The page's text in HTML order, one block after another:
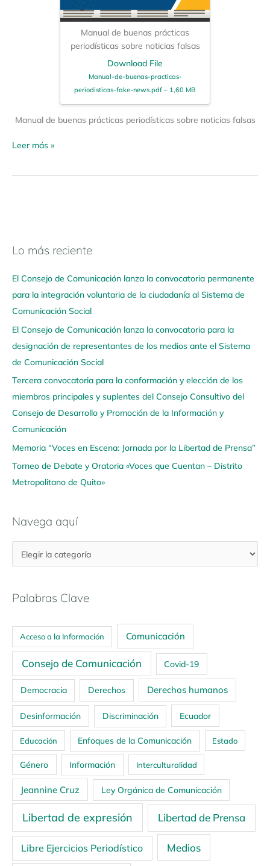
Manual de buenas prácticas
periodísticas sobre noticias falsas
Download File
Manual-de-buenas-practicas-
periodisticas-fake-news.pdf – 1,60 MB
Manual de buenas prácticas periodísticas sobre noticias falsas
Leer más »
Lo más reciente
El Consejo de Comunicación lanza la convocatoria permanente
para la integración voluntaria de la ciudadanía al Sistema de
Comunicación Social
El Consejo de Comunicación lanza la convocatoria para la
designación de representantes de los medios ante el Sistema
de Comunicación Social
Tercera convocatoria para la conformación y elección de los
miembros principales y suplentes del Consejo Consultivo del
Consejo de Desarrollo y Promoción de la Información y
Comunicación
Memoria “Voces en Escena: Jornada por la Libertad de Prensa”
Torneo de Debate y Oratoria «Voces que Cuentan – Distrito
Metropolitano de Quito»
Navega aquí
N
v
e
g
a
a
q
u
í
Palabras Clave
Acceso a la Información Comunicación
Consejo de Comunicación Covid-19
Democracia Derechos Derechos humanos
Desinformación Discriminación Ecuador
Educación Enfoques de la Comunicación Estado
Género Información Interculturalidad
Jeannine Cruz Ley Orgánica de Comunicación
Libertad de expresión Libertad de Prensa
Libre Ejercicios Periodístico Medios